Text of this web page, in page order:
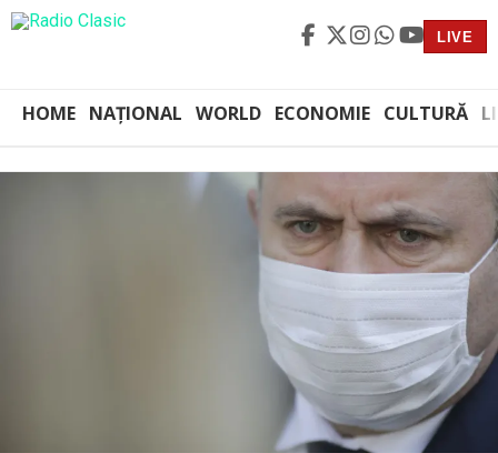
LIVE
HOME NAȚIONAL WORLD ECONOMIE CULTURĂ